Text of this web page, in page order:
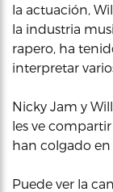
la actuación,
la industria
rapero, ha
interpretar
Nicky Jam y
les ve
han colgado en
Puede ver la